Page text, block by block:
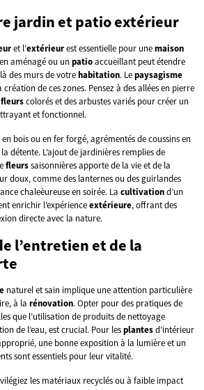
jardin et patio extérieur
et l’extérieurest essentielle pour unemaison
aménagé ou unpatioaccueillant peut étendre
des murs de votrehabitation. Lepaysagisme
de ces zones. Pensez à des allées en pierre
fleurscolorés et des arbustes variés pour créer un
et fonctionnel.
en bois ou en fer forgé, agrémentés de coussins en
détente. L’ajout de jardinières remplies de
fleurssaisonnières apporte de la vie et de la
doux, comme des lanternes ou des guirlandes
chaleèureuse en soirée. La cultivationd’un
enrichir l’expérienceextérieure, offrant des
directe avec la nature.
l’entretien et de la
naturel et sain implique une attention particulière
à la rénovation. Opter pour des pratiques de
que l’utilisation de produits de nettoyage
de l’eau, est crucial. Pour lesplantesd’intérieur
une bonne exposition à la lumière et un
sont essentiels pour leur vitalité.
les matériaux recyclés ou à faible impact